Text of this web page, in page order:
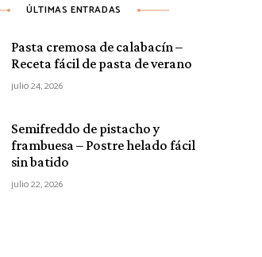
ÚLTIMAS ENTRADAS
Pasta cremosa de calabacín –
Receta fácil de pasta de verano
julio 24, 2026
Semifreddo de pistacho y
frambuesa – Postre helado fácil
sin batido
julio 22, 2026